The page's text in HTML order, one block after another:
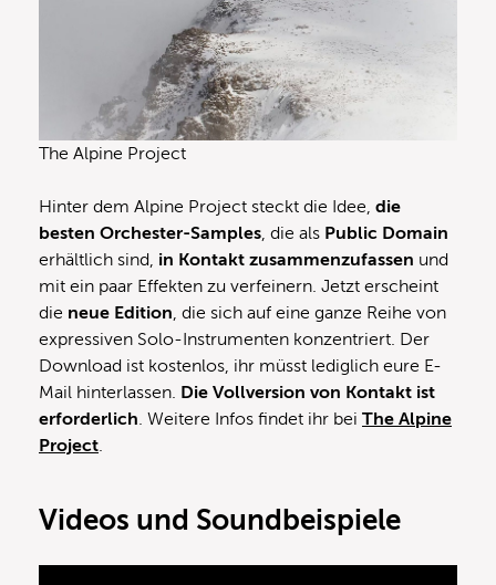
The Alpine Project
Hinter dem Alpine Project steckt die Idee, die
besten Orchester-Samples, die als Public Domain
erhältlich sind, in Kontakt zusammenzufassen und
mit ein paar Effekten zu verfeinern. Jetzt erscheint
die neue Edition, die sich auf eine ganze Reihe von
expressiven Solo-Instrumenten konzentriert. Der
Download ist kostenlos, ihr müsst lediglich eure E-
Mail hinterlassen. Die Vollversion von Kontakt ist
erforderlich. Weitere Infos findet ihr bei The Alpine
Project.
Videos und Soundbeispiele